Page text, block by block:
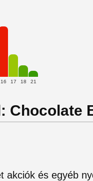
16 17 18 21
Chocolate
akciók és egyéb